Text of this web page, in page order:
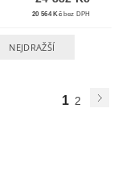
20 564 Kč bez DPH
NEJDRAŽŠÍ
1 2